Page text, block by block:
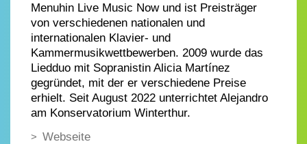
Menuhin Live Music Now und ist Preisträger
von verschiedenen nationalen und
internationalen Klavier- und
Kammermusikwettbewerben. 2009 wurde das
Liedduo mit Sopranistin Alicia Martínez
gegründet, mit der er verschiedene Preise
erhielt. Seit August 2022 unterrichtet Alejandro
am Konservatorium Winterthur.
Webseite